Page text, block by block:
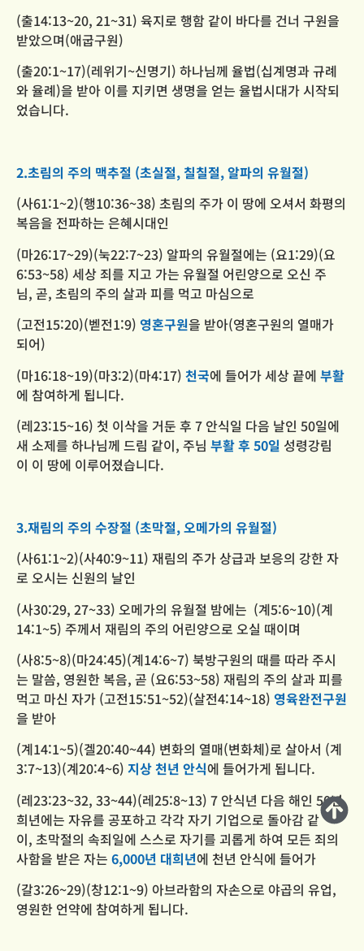
(출14:13~20, 21~31) 육지로 행함 같이 바다를 건너 구원을
받았으며(애굽구원)
(출20:1~17)(레위기~신명기) 하나님께 율법(십계명과 규례
와 율례)을 받아 이를 지키면 생명을 얻는 율법시대가 시작되
었습니다.
2.초림의 주의 맥추절 (초실절, 칠칠절, 알파의 유월절)
(사61:1~2)(행10:36~38) 초림의 주가 이 땅에 오셔서 화평의
복음을 전파하는 은혜시대인
(마26:17~29)(눅22:7~23) 알파의 유월절에는 (요1:29)(요
6:53~58) 세상 죄를 지고 가는 유월절 어린양으로 오신 주
님, 곧, 초림의 주의 살과 피를 먹고 마심으로
(고전15:20)(벧전1:9) 영혼구원을 받아(영혼구원의 열매가
되어)
(마16:18~19)(마3:2)(마4:17) 천국에 들어가 세상 끝에 부활
에 참여하게 됩니다.
(레23:15~16) 첫 이삭을 거둔 후 7 안식일 다음 날인 50일에
새 소제를 하나님께 드림 같이, 주님 부활 후 50일 성령강림
이 이 땅에 이루어졌습니다.
3.재림의 주의 수장절 (초막절, 오메가의 유월절)
(사61:1~2)(사40:9~11) 재림의 주가 상급과 보응의 강한 자
로 오시는 신원의 날인
(사30:29, 27~33) 오메가의 유월절 밤에는 (계5:6~10)(계
14:1~5) 주께서 재림의 주의 어린양으로 오실 때이며
(사8:5~8)(마24:45)(계14:6~7) 북방구원의 때를 따라 주시
는 말씀, 영원한 복음, 곧 (요6:53~58) 재림의 주의 살과 피를
먹고 마신 자가 (고전15:51~52)(살전4:14~18) 영육완전구원
을 받아
(계14:1~5)(겔20:40~44) 변화의 열매(변화체)로 살아서 (계
3:7~13)(계20:4~6) 지상 천년 안식에 들어가게 됩니다.
(레23:23~32, 33~44)(레25:8~13) 7 안식년 다음 해인 50년
희년에는 자유를 공포하고 각각 자기 기업으로 돌아감 같
이, 초막절의 속죄일에 스스로 자기를 괴롭게 하여 모든 죄의
사함을 받은 자는 6,000년 대희년에 천년 안식에 들어가
(갈3:26~29)(창12:1~9) 아브라함의 자손으로 야곱의 유업,
영원한 언약에 참여하게 됩니다.